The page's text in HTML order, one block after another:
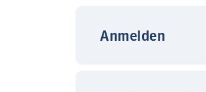
Anmelden